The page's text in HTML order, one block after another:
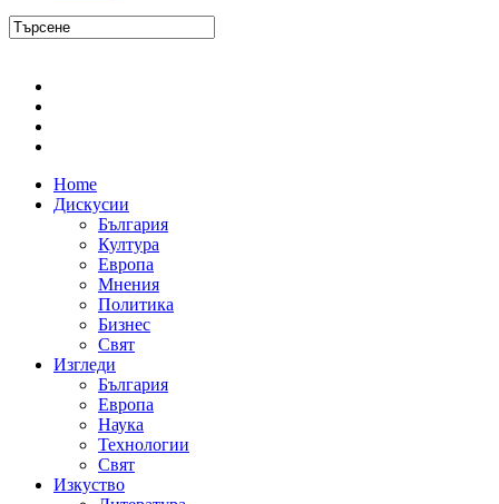
Home
Дискусии
България
Култура
Европа
Мнения
Политика
Бизнес
Свят
Изгледи
България
Европа
Наука
Технологии
Свят
Изкуство